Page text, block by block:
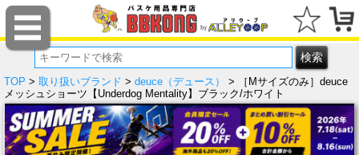
TOP > 取り扱いブランド > deuce（デュース）
> ［Mサイズのみ］deuce
メッシュショーツ【Underdog Mentality】ブラック/ホワイト